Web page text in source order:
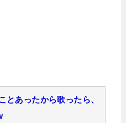
とあったから歌ったら、